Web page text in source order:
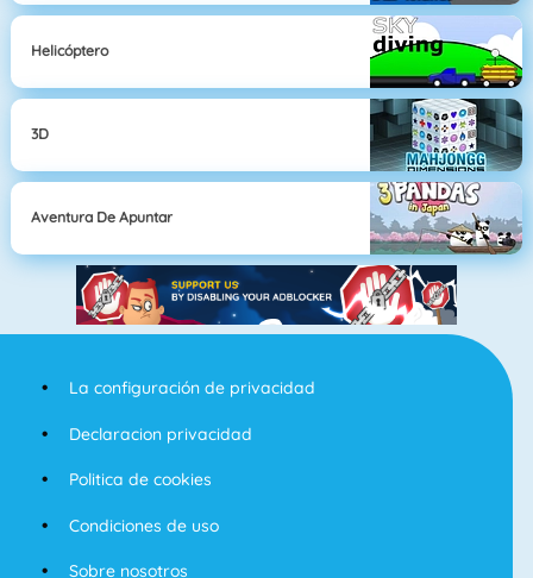
Helicóptero
3D
Aventura De Apuntar
La configuración de privacidad
Declaracion privacidad
Politica de cookies
Condiciones de uso
Sobre nosotros